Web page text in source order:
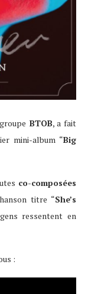
BTOB, a fait
mini-album “Big
co-composées
titre “She’s
ressentent en
: